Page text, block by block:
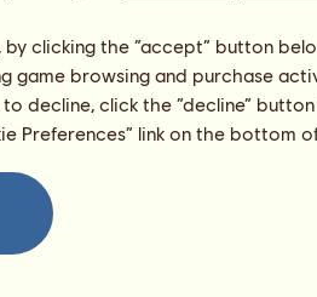
clicking the “accept” button
game browsing and purchase
decline, click the “decline”
Preferences” link on the bottom